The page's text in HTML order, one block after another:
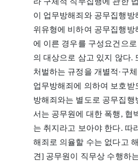
이 업무방해죄와 공무집행
위유형에 비하여 공무집행
에 이른 경우를 구성요건으
의 대상으로 삼고 있지 않다.
처벌하는 규정을 개별적·구
업무방해죄에 의하여 보호
방해죄와는 별도로 공무집
서는 공무원에 대한 폭행, 협
는 취지라고 보아야 한다. 따
해죄로 의율할 수는 없다고
견] 공무원이 직무상 수행하